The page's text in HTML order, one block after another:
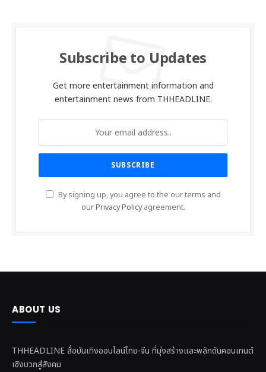
Subscribe to Updates
Get more entertainment information and
entertainment news from THHEADLINE.
By signing up, you agree to the our terms and
ourPrivacy Policyagreement.
ABOUT US
THHEADLINE สื่อบันเทิงออนไลน์ไทย-จีน ที่มุ่งสร้างและพลักดันคอนเทนต์
เชิงบวกสู่สังคม